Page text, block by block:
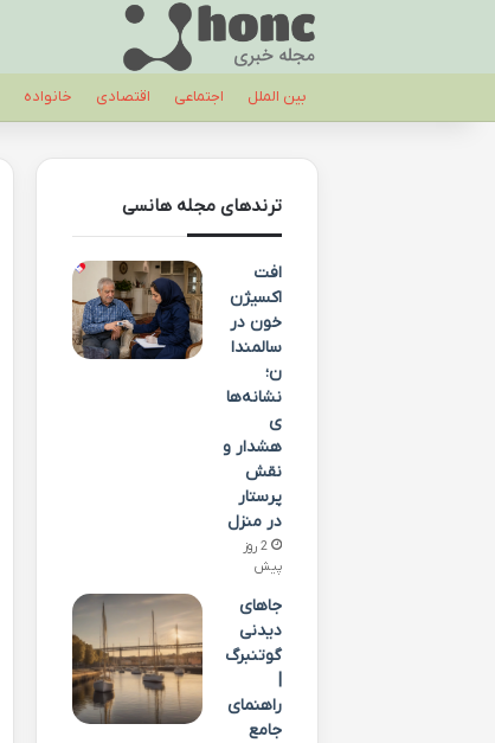
بین الملل اجتماعی اقتصادی خانواده
ترندهای مجله هانسی
افت
اکسیژن
خون در
سالمندا
ن؛
نشانه‌ها
ی
هشدار و
نقش
پرستار
در منزل
2 روز
پیش
جاهای
دیدنی
گوتنبرگ
|
راهنمای
جامع